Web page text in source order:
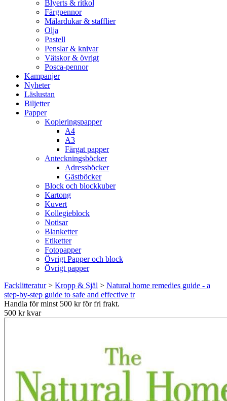
Blyerts & ritkol
Färgpennor
Målardukar & stafflier
Olja
Pastell
Penslar & knivar
Vätskor & övrigt
Posca-pennor
Kampanjer
Nyheter
Läslustan
Biljetter
Papper
Kopieringspapper
A4
A3
Färgat papper
Anteckningsböcker
Adressböcker
Gästböcker
Block och blockkuber
Kartong
Kuvert
Kollegieblock
Notisar
Blanketter
Etiketter
Fotopapper
Övrigt Papper och block
Övrigt papper
Facklitteratur> Kropp & Själ > Natural home remedies guide - a
step-by-step guide to safe and effective tr
Handla för minst 500 kr för fri frakt.
500 kr kvar